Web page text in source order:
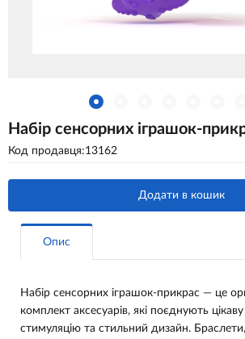
Набір сенсорних іграшок-
Код продавця:13162
Додати в кошик
Опис
Набір сенсорних іграшок-прикрас — це
комплект аксесуарів, які поєднують
стимуляцію та стильний дизайн.